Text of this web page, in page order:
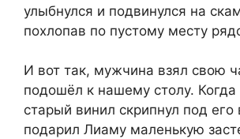
улыбнулся и подвинулся на
похлопав по пустому месту
И вот так, мужчина взял свою
подошёл к нашему столу. Когда
старый винил скрипнул под
подарил Лиаму маленькую